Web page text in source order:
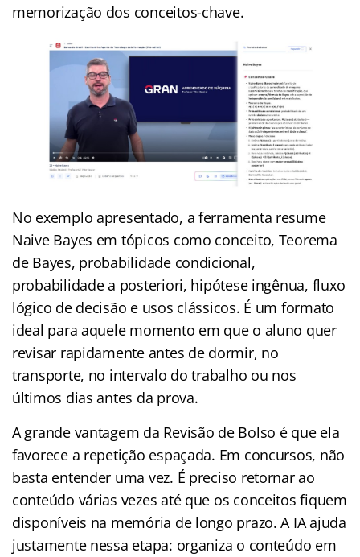
memorização dos conceitos-chave.
No exemplo apresentado, a ferramenta resume
Naive Bayes em tópicos como conceito, Teorema
de Bayes, probabilidade condicional,
probabilidade a posteriori, hipótese ingênua, fluxo
lógico de decisão e usos clássicos. É um formato
ideal para aquele momento em que o aluno quer
revisar rapidamente antes de dormir, no
transporte, no intervalo do trabalho ou nos
últimos dias antes da prova.
A grande vantagem da Revisão de Bolso é que ela
favorece a repetição espaçada. Em concursos, não
basta entender uma vez. É preciso retornar ao
conteúdo várias vezes até que os conceitos fiquem
disponíveis na memória de longo prazo. A IA ajuda
justamente nessa etapa: organiza o conteúdo em